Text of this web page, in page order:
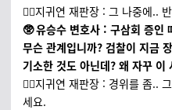
🧑‍⚖️지귀연 재판장 : 그 나중에..
🥸 유승수 변호사 : 구삼회 증인
무슨 관계입니까? 검찰이 지금
기소한 것도 아닌데? 왜 자꾸 이
🧑‍⚖️지귀연 재판장 : 경위를 좀..
세요.